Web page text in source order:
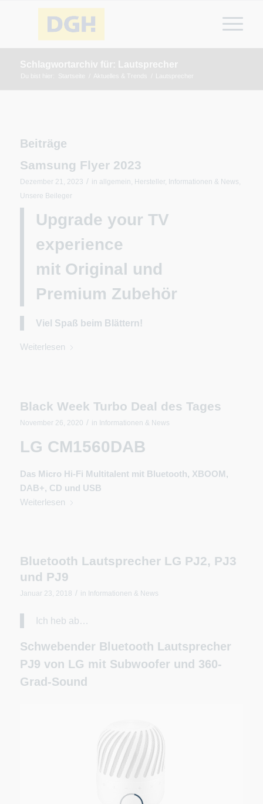
Schlagwortarchiv für: Lautsprecher
Du bist hier: Aktuelles & Trends
Beiträge
Samsung Flyer 2023
Dezember 21, 2023 / in allgemein, Hersteller, Informationen & News,
Unsere Beileger
Upgrade your TV
experience
mit Original und
Premium Zubehör
Viel Spaß beim Blättern!
Weiterlesen
Black Week Turbo Deal des Tages
November 26, 2020 / in Informationen & News
LG CM1560DAB
Das Micro Hi-Fi Multitalent mit Bluetooth, XBOOM,
DAB+, CD und USB
Weiterlesen
Bluetooth Lautsprecher LG PJ2, PJ3
und PJ9
Januar 23, 2018 / in Informationen & News
Ich heb ab…
Schwebender Bluetooth Lautsprecher
PJ9 von LG mit Subwoofer und 360-
Grad-Sound